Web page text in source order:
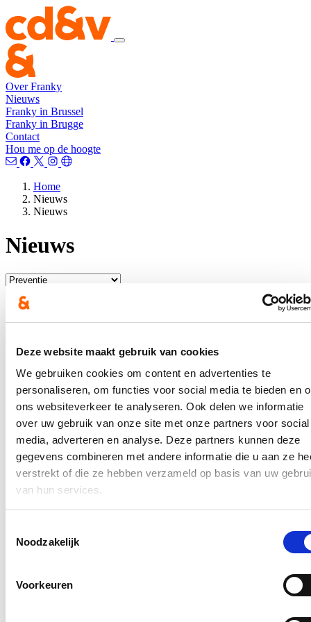
Deze website maakt gebruik van cookies
We gebruiken cookies om content en advertenties te
personaliseren, om functies voor social media te bieden en
ons websiteverkeer te analyseren. Ook delen we informatie
over uw gebruik van onze site met onze partners voor social
media, adverteren en analyse. Deze partners kunnen deze
gegevens combineren met andere informatie die u aan ze
verstrekt of die ze hebben verzameld op basis van uw
van hun services.
Noodzakelijk
Voorkeuren
Over Franky
Nieuws
Franky in Brussel
Franky in Brugge
Contact
Hou me op de hoogte
Home
Nieuws
Nieuws
Nieuws
Stalking in België blijft toenemen: Cd&v
eist versnelling: betere slachtofferzorg,
snellere aanpak en bredere preventie
19/01/26
Het fenomeen stalking blijft in België toenemen. Uit de cijfers die ik
opvroeg blijkt dat in 2023 meer dan 28.500 feiten van stalking
werden geregistreerd, een stijging van bijna 19% ten opzichte van
vier jaar eerder. In 2024 liep dat aantal verder op tot 29.492. Deze
cijfers maken duidelijk dat stalking een diepgeworteld probleem is
dat vraagt om een geïntegreerde aanpak, waarbij slachtoffers beter
beschermd worden en daders sneller en effectiever kunnen worden
aangepakt.
Lees meer
Startmoment Sportivos
09/02/22